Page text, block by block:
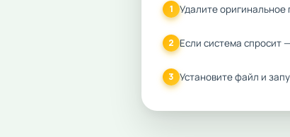
1 Удалите
2 Если система спросит
3 Установите файл и